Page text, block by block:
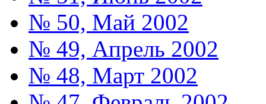
№ 50, Май 2002
№ 49, Апрель 2002
№ 48, Март 2002